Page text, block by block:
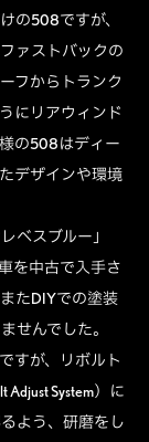
の508ですが、
ァストバックの
フからトランク
にリアウィンド
の508はディー
デザインや環境
ベスブルー」
を中古で入手さ
たDIYでの塗装
せんでした。
すが、リボルト
System）に
よう、研磨をし